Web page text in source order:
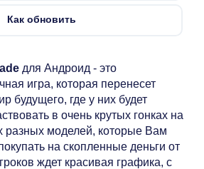
Как обновить
для Андроид - это
игра, которая перенесет
будущего, где у них будет
в очень крутых гонках на
разных моделей, которые Вам
на скопленные деньги от
ждет красивая графика, с